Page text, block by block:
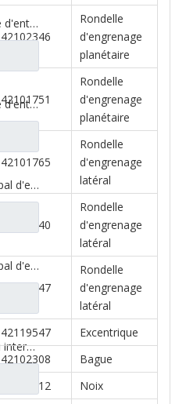
Assemblée différentielle d'axe d'entrée pour des pièces de rechange automatiques de camion de Shacman Delong 81.35606.0008
Assemblée différentielle d'axe d'entrée pour des pièces de rechange automatiques de camion de Shacman Delong 81.35606.0008
Ensemble de réducteur principal d'essieu intermédiaire pour pièces de camion Shacman Delong
Ensemble de réducteur principal d'essieu intermédiaire pour pièces de camion Shacman Delong
Ensemble différentiel d'essieu intermédiaire pour Prats de rechange de camion Dongfeng 460 2502ZAS01-415-ZC
42102346
Rondelle
d'engrenage
planétaire
42101751
Rondelle
d'engrenage
planétaire
42101765
Rondelle
d'engrenage
latéral
42119540
Rondelle
d'engrenage
latéral
42102347
Rondelle
d'engrenage
latéral
42119547
Excentrique
42102308
Bague
42102312
Noix